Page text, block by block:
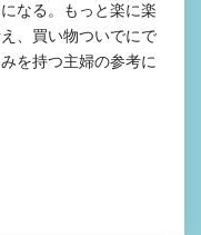
なる。もっと楽に楽
、買い物ついでにで
を持つ主婦の参考に